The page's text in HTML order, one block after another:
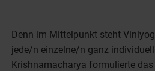
Denn im Mittelpunkt steht
jede/n einzelne/n ganz
Krishnamacharya formulierte das